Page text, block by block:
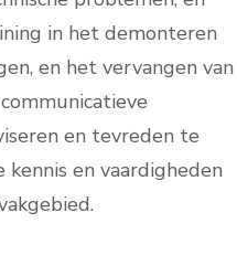
in het demonteren
en het vervangen van
en tevreden te
en vaardigheden